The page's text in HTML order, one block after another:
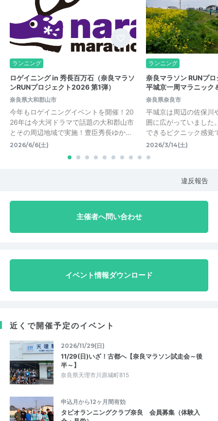
ランニング
ロゲイニング in 秀長百万石（奈良マラソ
ンRUNプロジェクト2026 第1弾）
奈良県大和郡山市
今年もロゲイニングイベントを開催！20
26年は今大河ドラマで話題の大和郡山市
とその周辺地域で実施！豊臣秀長ゆか…
2026/6/6(土)
ランニング
奈良マラソン RUNプ
平城京一周マラニック
奈良県奈良市
平城京は周辺の佐保川
囲に広がっていました
できるピクニック感覚
2026/3/14(土)
違反報告
主催者へ問い合わせ
イベント情報ダウンロード
近くで開催予定のイベント
2026/11/29(日)
11/29(日)いざ！古都へ【奈良マラソン試走会～後
半～】
奈良県天理市川原城町815
申込月から12ヶ月間有効
タビオランニングクラブ奈良 会員募集（体験入